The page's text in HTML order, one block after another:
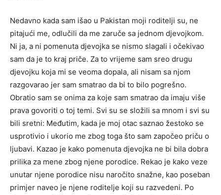
Nedavno kada sam išao u Pakistan moji roditelji su, ne
pitajući me, odlučili da me zaruče sa jednom djevojkom.
Ni ja, a ni pomenuta djevojka se nismo slagali i očekivao
sam da je to kraj priče. Za to vrijeme sam sreo drugu
djevojku koja mi se veoma dopala, ali nisam sa njom
razgovarao jer sam smatrao da bi to bilo pogrešno.
Obratio sam se onima za koje sam smatrao da imaju više
prava govoriti o toj temi. Svi su se složili sa mnom i svi su
bili sretni: Međutim, kada je moj otac saznao žestoko se
usprotivio i ukorio me zbog toga što sam započeo priču o
ljubavi. Kazao je kako pomenuta djevojka ne bi bila dobra
prilika za mene zbog njene porodice. Rekao je kako veze
unutar njene porodice nisu naročito snažne, kao poseban
primjer naveo je njene roditelje koji su razvedeni. Po